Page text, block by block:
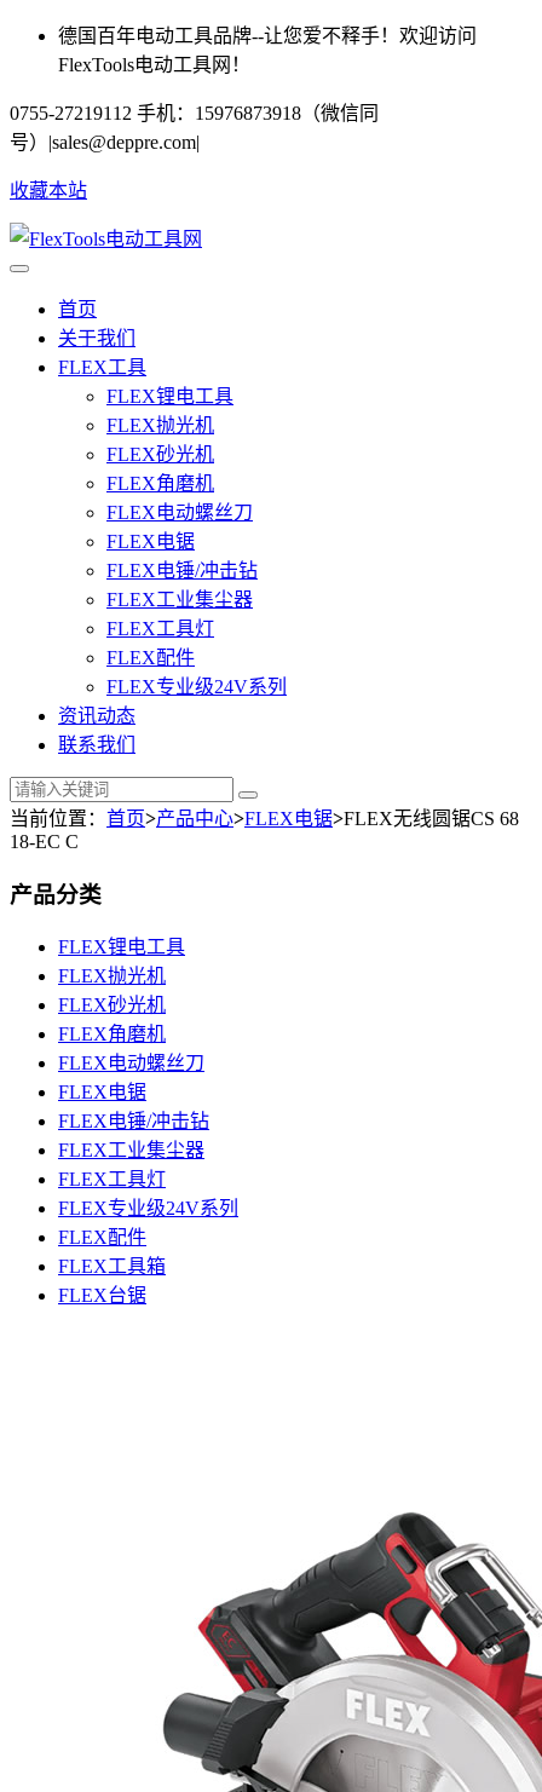
德国百年电动工具品牌--让您爱不释手！欢迎访问
FlexTools电动工具网！
0755-27219112 手机：15976873918（微信同
号） |sales@deppre.com|
收藏本站
首页
关于我们
FLEX工具
FLEX锂电工具
FLEX抛光机
FLEX砂光机
FLEX角磨机
FLEX电动螺丝刀
FLEX电锯
FLEX电锤/冲击钻
FLEX工业集尘器
FLEX工具灯
FLEX配件
FLEX专业级24V系列
资讯动态
联系我们
当前位置： 首页>产品中心>FLEX电锯>FLEX无线圆锯CS 68
18-EC C
产品分类
FLEX锂电工具
FLEX抛光机
FLEX砂光机
FLEX角磨机
FLEX电动螺丝刀
FLEX电锯
FLEX电锤/冲击钻
FLEX工业集尘器
FLEX工具灯
FLEX专业级24V系列
FLEX配件
FLEX工具箱
FLEX台锯